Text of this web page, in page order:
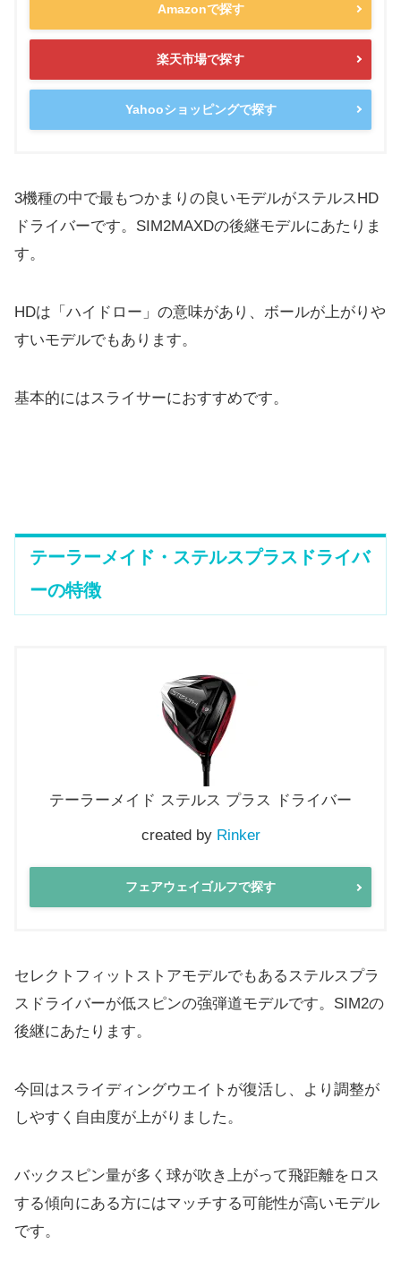
Amazonで探す
楽天市場で探す
Yahooショッピングで探す
3機種の中で最もつかまりの良いモデルがステルスHD
ドライバーです。SIM2MAXDの後継モデルにあたりま
す。
HDは「ハイドロー」の意味があり、ボールが上がりや
すいモデルでもあります。
基本的にはスライサーにおすすめです。
テーラーメイド・ステルスプラスドライバ
ーの特徴
テーラーメイド ステルス プラス ドライバー
created by Rinker
フェアウェイゴルフで探す
セレクトフィットストアモデルでもあるステルスプラ
スドライバーが低スピンの強弾道モデルです。SIM2の
後継にあたります。
今回はスライディングウエイトが復活し、より調整が
しやすく自由度が上がりました。
バックスピン量が多く球が吹き上がって飛距離をロス
する傾向にある方にはマッチする可能性が高いモデル
です。